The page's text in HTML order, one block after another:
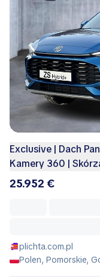
Exclusive | Dach
Kamery 360 |
25.952 €
plichta.com.pl
Polen, Pomorskie,